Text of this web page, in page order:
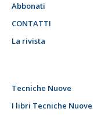
Abbonati
CONTATTI
La rivista
Tecniche Nuove
I libri Tecniche Nuove